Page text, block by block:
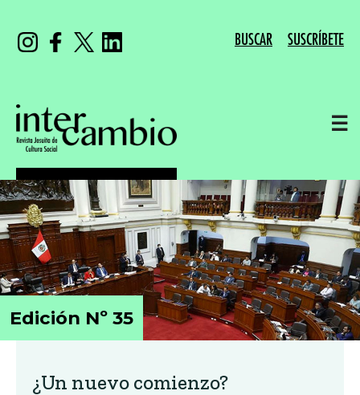
BUSCAR SUSCRÍBETE
☰
Edición Nº 35
¿Un nuevo comienzo?